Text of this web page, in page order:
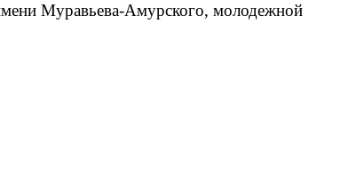
Муравьева-Амурского, молодежной